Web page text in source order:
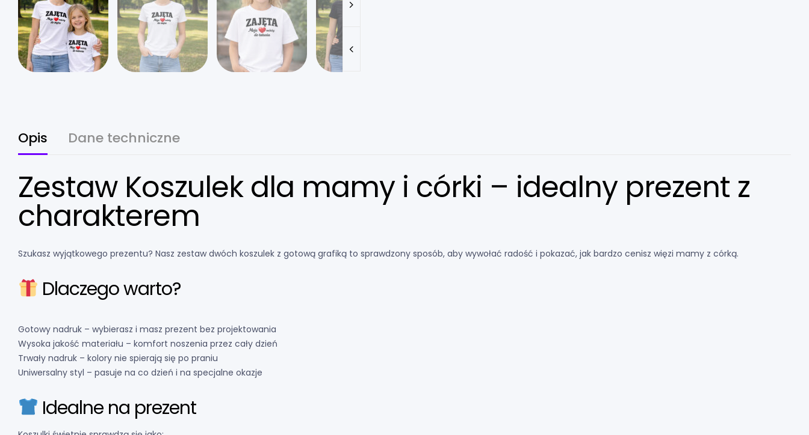
Opis Dane techniczne
Zestaw Koszulek dla mamy i córki – idealny prezent z
charakterem
Szukasz wyjątkowego prezentu? Nasz zestaw dwóch koszulek z gotową grafiką to sprawdzony sposób, aby wywołać radość i pokazać, jak bardzo cenisz więzi mamy z córką.
Dlaczego warto?
Gotowy nadruk – wybierasz i masz prezent bez projektowania
Wysoka jakość materiału – komfort noszenia przez cały dzień
Trwały nadruk – kolory nie spierają się po praniu
Uniwersalny styl – pasuje na co dzień i na specjalne okazje
Idealne na prezent